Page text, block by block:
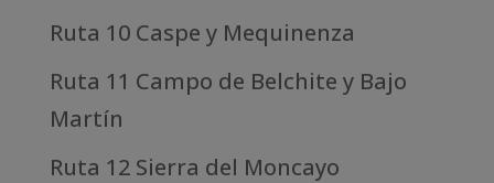
Ruta 10 Caspe y Mequinenza
Ruta 11 Campo de Belchite y Bajo
Martín
Ruta 12 Sierra del Moncayo